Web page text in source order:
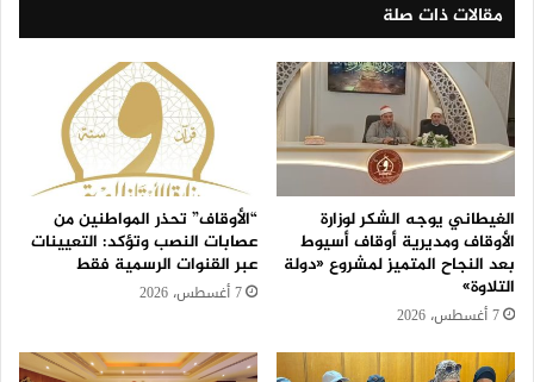
مقالات ذات صلة
الغيطاني يوجه الشكر لوزارة
الأوقاف ومديرية أوقاف أسيوط
بعد النجاح المتميز لمشروع «دولة
التلاوة»
7 أغسطس، 2026
“الأوقاف” تحذر المواطنين من
عصابات النصب وتؤكد: التعيينات
عبر القنوات الرسمية فقط
7 أغسطس، 2026